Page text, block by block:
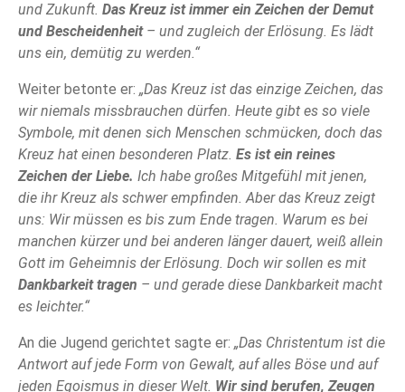
und Zukunft. Das Kreuz ist immer ein Zeichen der Demut
und Bescheidenheit– und zugleich der Erlösung. Es lädt
uns ein, demütig zu werden.“
Weiter betonte er: „Das Kreuz ist das einzige Zeichen, das
wir niemals missbrauchen dürfen. Heute gibt es so viele
Symbole, mit denen sich Menschen schmücken, doch das
Kreuz hat einen besonderen Platz. Es ist ein reines
Zeichen der Liebe. Ich habe großes Mitgefühl mit jenen,
die ihr Kreuz als schwer empfinden. Aber das Kreuz zeigt
uns: Wir müssen es bis zum Ende tragen. Warum es bei
manchen kürzer und bei anderen länger dauert, weiß allein
Gott im Geheimnis der Erlösung. Doch wir sollen es mit
Dankbarkeit tragen – und gerade diese Dankbarkeit macht
es leichter.“
An die Jugend gerichtet sagte er: „Das Christentum ist die
Antwort auf jede Form von Gewalt, auf alles Böse und auf
jeden Egoismus in dieser Welt. Wir sind berufen, Zeugen